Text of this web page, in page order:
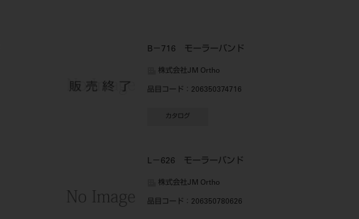
B－716 モーラーバンド
株式会社JM Ortho
品目コード ：206350374716
カタログ
L－626 モーラーバンド
株式会社JM Ortho
品目コード ：206350780626